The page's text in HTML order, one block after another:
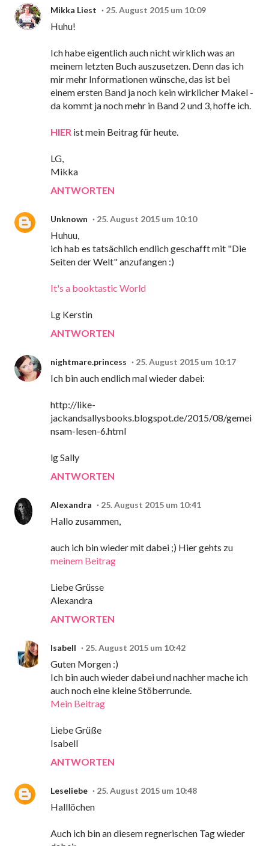
Mikka Liest 25. August 2015 um 10:09
Huhu!
Ich habe eigentlich auch nicht wirklich was an
meinem letzten Buch auszusetzen. Denn das ich
mir mehr Informationen wünsche, das ist bei
einem ersten Band ja noch kein wirklicher Makel -
da kommt ja noch mehr in Band 2 und 3, hoffe ich.
HIER ist mein Beitrag für heute.
LG,
Mikka
ANTWORTEN
Unknown 25. August 2015 um 10:10
Huhuu,
ich hab es tatsächlich endlich geschafft mit "Die
Seiten der Welt" anzufangen :)
It's a booktastic World
Lg Kerstin
ANTWORTEN
nightmare.princess 25. August 2015 um 10:17
Ich bin auch endlich mal wieder dabei:
http://like-
jackandsallysbooks.blogspot.de/2015/08/gemei
nsam-lesen-6.html
lg Sally
ANTWORTEN
Alexandra 25. August 2015 um 10:41
Hallo zusammen,
auch ich bin wieder mit dabei ;) Hier gehts zu
meinem Beitrag
Liebe Grüsse
Alexandra
ANTWORTEN
Isabell 25. August 2015 um 10:42
Guten Morgen :)
Ich bin auch wieder dabei und nachher mache ich
auch noch eine kleine Stöberrunde.
Mein Beitrag
Liebe Grüße
Isabell
ANTWORTEN
Leseliebe 25. August 2015 um 10:48
Halllöchen
Auch ich bin an diesem regnerischen Tag wieder